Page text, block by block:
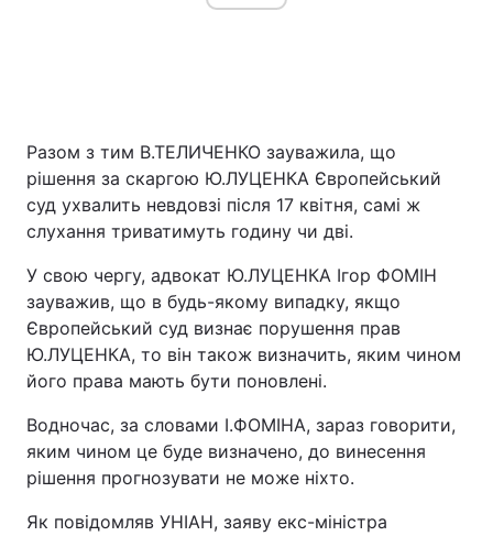
Разом з тим В.ТЕЛИЧЕНКО зауважила, що
рішення за скаргою Ю.ЛУЦЕНКА Європейський
суд ухвалить невдовзі після 17 квітня, самі ж
слухання триватимуть годину чи дві.
У свою чергу, адвокат Ю.ЛУЦЕНКА Ігор ФОМІН
зауважив, що в будь-якому випадку, якщо
Європейський суд визнає порушення прав
Ю.ЛУЦЕНКА, то він також визначить, яким чином
його права мають бути поновлені.
Водночас, за словами І.ФОМІНА, зараз говорити,
яким чином це буде визначено, до винесення
рішення прогнозувати не може ніхто.
Як повідомляв УНІАН, заяву екс-міністра